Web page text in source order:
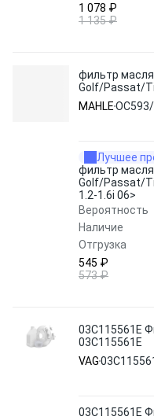
1 078 ₽
1 135 ₽
фильтр
Golf/Passat/
Octavia/Rapid
MAHLE
Лучшее
фильтр
Golf/Passat/
1.2-1.6i 06>
Вероятность
Наличие
Отгрузка
545 ₽
573 ₽
03C115561E
03C115561E
VAG
03C115561E